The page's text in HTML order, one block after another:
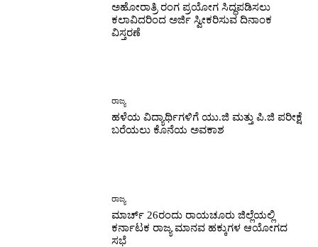
ಅಹೋರಾತ್ರಿ ರಂಗ ಪ್ರಯೋಗ ಸಿದ್ಧಪಡಿಸಲು
ಕಲಾವಿದರಿಂದ ಅರ್ಜಿ ಸ್ವೀಕರಿಸುವ ದಿನಾಂಕ
ವಿಸ್ತರಣೆ
ರಾಜ್ಯ
ಹಳೆಯ ವಿದ್ಯಾರ್ಥಿಗಳಿಗೆ ಯು.ಜಿ ಮತ್ತು ಪಿ.ಜಿ ಪರೀಕ್ಷೆ
ಬರೆಯಲು ಕೊನೆಯ ಅವಕಾಶ
ರಾಜ್ಯ
ಮಾರ್ಚ್ 26ರಂದು ರಾಯಚೂರು ಜಿಲ್ಲೆಯಲ್ಲಿ
ಕರ್ನಾಟಕ ರಾಜ್ಯ ಮಾನವ ಹಕ್ಕುಗಳ ಆಯೋಗದ
ಸಭೆ